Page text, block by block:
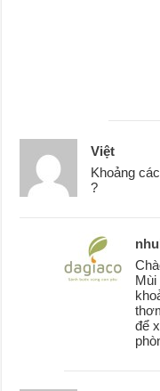
Việt
Khoảng
?
Mùi
để